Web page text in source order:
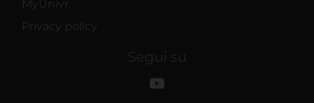
MyUnivr
Privacy policy
Segui su